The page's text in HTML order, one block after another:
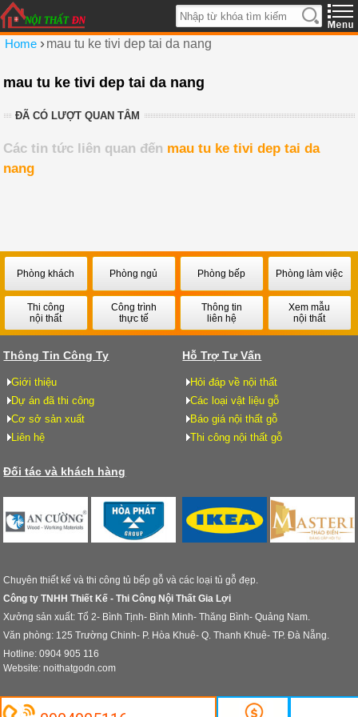
Home ›mau tu ke tivi dep tai da nang
mau tu ke tivi dep tai da nang
ĐÃ CÓ LƯỢT QUAN TÂM
Các tin tức liên quan đến mau tu ke tivi dep tai da
nang
Phòng khách Phòng ngủ Phòng bếp Phòng làm việc
Thi công
nội thất
Công trình
thực tế
Thông tin
liên hệ
Xem mẫu
nội thất
Thông Tin Công Ty
Giới thiệu
Dự án đã thi công
Cơ sở sản xuất
Liên hệ
Hỗ Trợ Tư Vấn
Hỏi đáp về nội thất
Các loại vật liệu gỗ
Báo giá nội thất gỗ
Thi công nội thất gỗ
Đối tác và khách hàng
Chuyên thiết kế và thi công tủ bếp gỗ và các loại tủ gỗ đẹp.
Công ty TNHH Thiết Kế - Thi Công Nội Thất Gia Lợi
Xưởng sản xuất: Tổ 2- Bình Tịnh- Bình Minh- Thăng Bình- Quảng Nam.
Văn phòng: 125 Trường Chinh- P. Hòa Khuê- Q. Thanh Khuê- TP. Đà Nẵng.
Hotline: 0904 905 116
Website: noithatgodn.com
© Design by Noi That Go Da Nang. All rights reserved.